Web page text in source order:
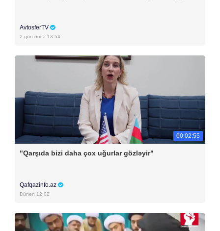
AvtosferTV
2 gün öncə 13:54
00:02:55
"Qarşıda bizi daha çox uğurlar gözləyir"
Qafqazinfo.az
Dünən 12:02